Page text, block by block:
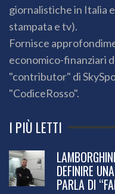
giornalistiche in Italia
stampata e tv).
Fornisce
economico-finanziari
"contributor" di
"CodiceRosso".
I PIÙ LETTI
DEFINIRE
PARLA DI